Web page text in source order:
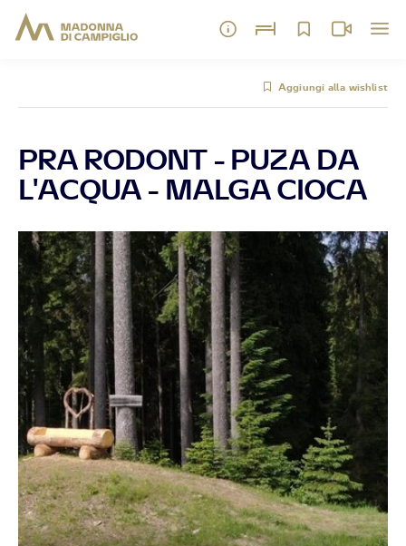
Aggiungi alla wishlist
PRA RODONT - PUZA DA
L'ACQUA - MALGA CIOCA